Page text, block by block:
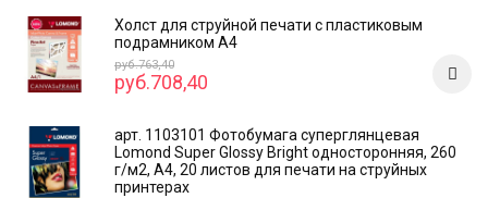
Холст для струйной печати с пластиковым
подрамником А4
руб.763,40
руб.708,40
арт. 1103101 Фотобумага суперглянцевая
Lomond Super Glossy Bright односторонняя, 260
г/м2, А4, 20 листов для печати на струйных
принтерах